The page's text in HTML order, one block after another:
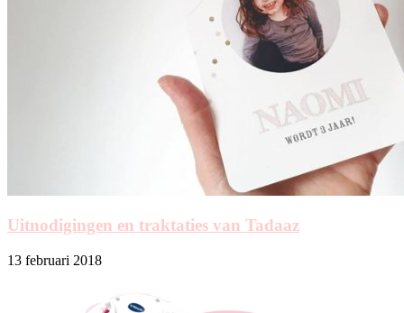
Uitnodigingen en traktaties van Tadaaz
13 februari 2018